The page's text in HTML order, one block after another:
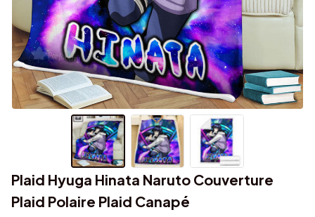
Plaid Hyuga Hinata Naruto Couverture
Plaid Polaire Plaid Canapé